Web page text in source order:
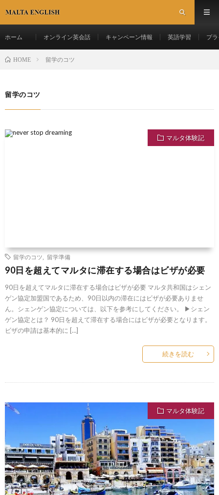
ホーム オンライン英会話 キャンペーン情報 英語学習 プ
HOME 留学のコツ
留学のコツ
マルタ体験記
留学のコツ 留学準備
90日を超えてマルタに滞在する場合はビザが必要
90日を超えてマルタに滞在する場合はビザが必要 マルタ共和国はシェン
ゲン協定加盟国であるため、90日以内の滞在にはビザが必要ありませ
ん。シェンゲン協定については、以下を参考にしてください。 ▶シェン
ゲン協定とは？ 90日を超えて滞在する場合にはビザが必要となります。
ビザの申請は基本的に […]
続きを読む
マルタ体験記